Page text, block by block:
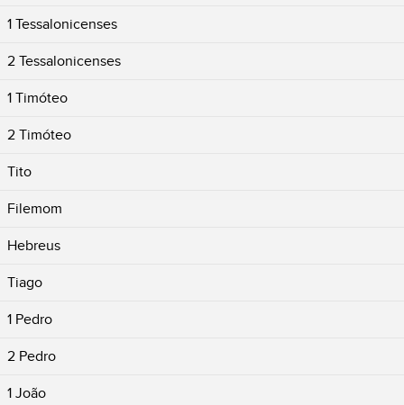
1 Tessalonicenses
2 Tessalonicenses
1 Timóteo
2 Timóteo
Tito
Filemom
Hebreus
Tiago
1 Pedro
2 Pedro
1 João